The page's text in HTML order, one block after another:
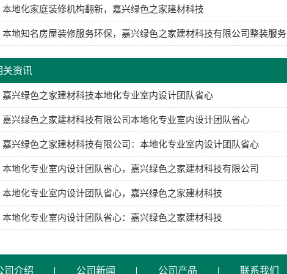
本地化家庭装修机构翻新，嘉兴绿色之家建材科技
本地知名房屋装修服务环保，嘉兴绿色之家建材科技有限公司整装服务
关资讯
嘉兴绿色之家建材科技本地化专业室内设计团队省心
嘉兴绿色之家建材科技有限公司本地化专业室内设计团队省心
嘉兴绿色之家建材科技有限公司：本地化专业室内设计团队省心
本地化专业室内设计团队省心，嘉兴绿色之家建材科技有限公司
本地化专业室内设计团队省心，嘉兴绿色之家建材科技
本地化专业室内设计团队省心：嘉兴绿色之家建材科技
司介绍 公司新闻 公司产品 联系我们